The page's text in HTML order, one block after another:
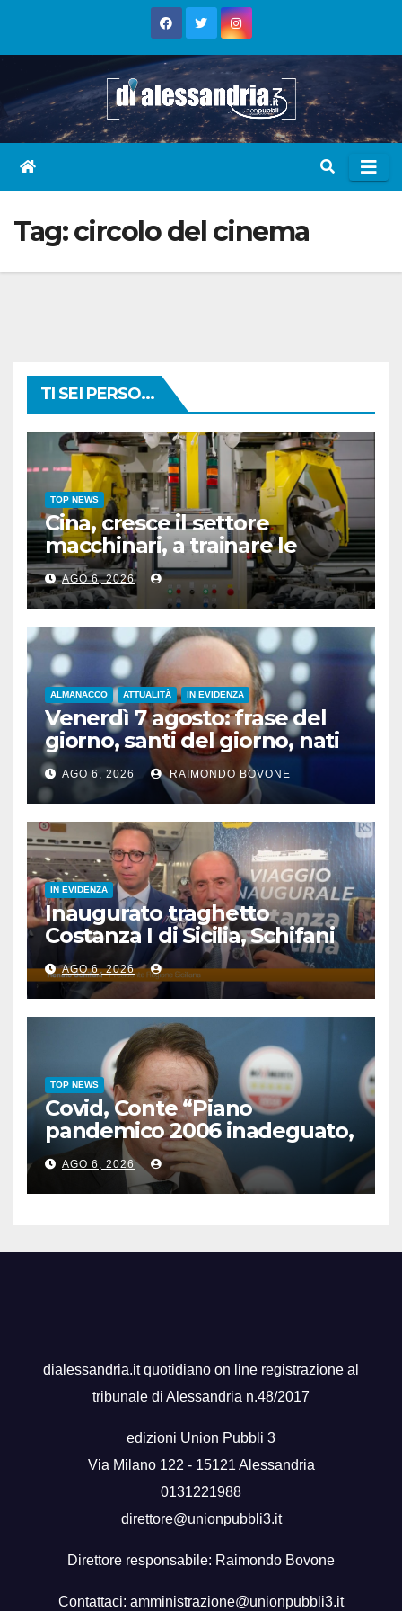
Tag:circolo del cinema
TI SEI PERSO...
TOP NEWS
Cina, cresce il settore
macchinari, a trainare le
“attrezzature intelligenti”
AGO 6, 2026
ALMANACCO ATTUALITÀ IN EVIDENZA
Venerdì 7 agosto: frase del
giorno, santi del giorno, nati
famosi, accadde oggi
AGO 6, 2026 RAIMONDO BOVONE
IN EVIDENZA
Inaugurato traghetto
Costanza I di Sicilia, Schifani
“Mantenuto impegni presi”
AGO 6, 2026
TOP NEWS
Covid, Conte “Piano
pandemico 2006 inadeguato,
virus senza precedenti”
AGO 6, 2026
dialessandria.it quotidiano on line registrazione al
tribunale di Alessandria n.48/2017
edizioni Union Pubbli 3
Via Milano 122 - 15121 Alessandria
0131221988
direttore@unionpubbli3.it
Direttore responsabile: Raimondo Bovone
Contattaci: amministrazione@unionpubbli3.it